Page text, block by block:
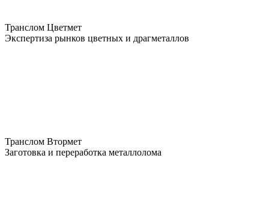
Транслом Цветмет
Экспертиза рынков цветных и драгметаллов
Транслом Втормет
Заготовка и переработка металлолома